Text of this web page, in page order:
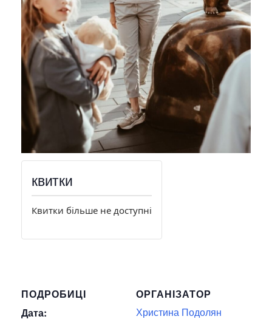
ПОДРОБИЦІ
Дата:
ОРГАНІЗАТОР
Христина Подолян
квитки
Квитки більше не доступні